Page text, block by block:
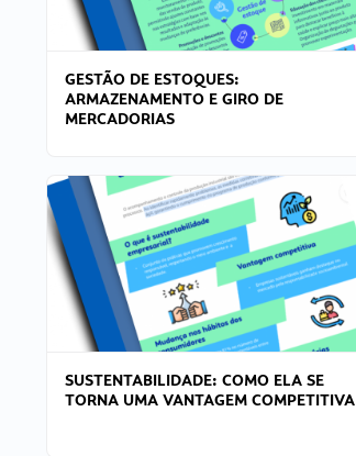
GESTÃO DE ESTOQUES:
ARMAZENAMENTO E GIRO DE
MERCADORIAS
SUSTENTABILIDADE: COMO ELA SE
TORNA UMA VANTAGEM COMPETITIVA